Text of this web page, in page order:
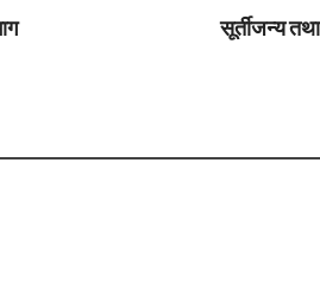
सूर्तीजन्य